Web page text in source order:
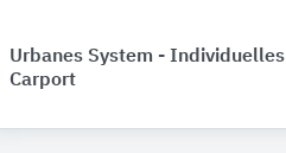
Urbanes System - Individuelles
Carport